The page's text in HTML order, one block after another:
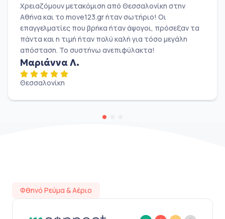
Χρειαζόμουν μετακόμιση από Θεσσαλονίκη στην
Αθήνα και το move123.gr ήταν σωτήριο! Οι
επαγγελματίες που βρήκα ήταν άψογοι, πρόσεξαν τα
πάντα και η τιμή ήταν πολύ καλή για τόσο μεγάλη
απόσταση. Το συστήνω ανεπιφύλακτα!
Μαριάννα Λ.
Θεσσαλονίκη
Φθηνό Ρεύμα & Αέριο